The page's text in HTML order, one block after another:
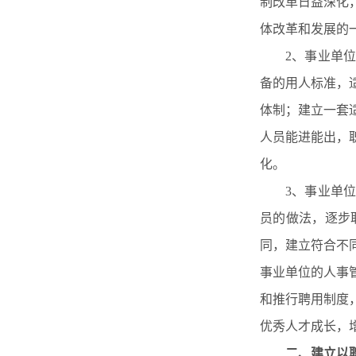
体改革和发展的
2、事业单
备的用人标准，
体制；建立一套
人员能进能出，
化。
3、事业单
员的做法，逐
同，建立符合不
事业单位的人事
和推行聘用制度
优秀人才成长，
二、 建立以